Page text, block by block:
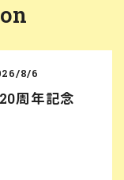
8/6
周年記念